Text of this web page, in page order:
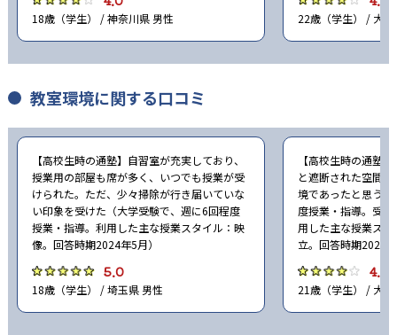
18歳（学生） / 神奈川県 男性 22歳（学生） / 大阪
教室環境に関する口コミ
【高校生時の通塾】自習室が充実しており、
授業用の部屋も席が多く、いつでも授業が受
けられた。ただ、少々掃除が行き届いていな
い印象を受けた（大学受験で、週に6回程度
授業・指導。利用した主な授業スタイル：映
像。回答時期2024年5月）
5.0
18歳（学生） / 埼玉県 男性
【高校生時の通塾
と遮断された空間
境であったと思う
度授業・指導。受
用した主な授業ス
立。回答時期2024
4.0
21歳（学生） / 大阪